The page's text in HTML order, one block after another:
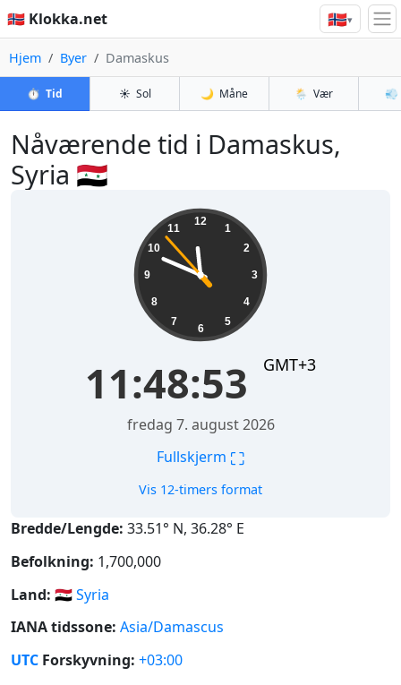
🇳🇴 Klokka.net 🇳🇴▾
Hjem Byer Damaskus
⏱️ Tid ☀️ Sol 🌙 Måne 🌦️ Vær 💨
Nåværende tid i Damaskus,
Syria 🇸🇾
12
1
2
3
4
5
6
7
8
9
10
11
11:48:54 GMT+3
fredag 7. august 2026
Fullskjerm ⛶
Vis 12-timers format
Bredde/Lengde: 33.51° N, 36.28° E
Befolkning: 1,700,000
Land: 🇸🇾Syria
IANA tidssone: Asia/Damascus
UTC Forskyvning: +03:00